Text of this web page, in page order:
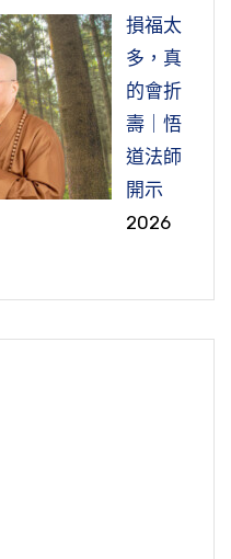
男不忠良，女不柔
順也不是說你是非不
們看到這些聖賢的母
，在中國這種傳統文
視的。所以印光祖師
個話是語重心長。
孩子第一任的老
在母親的肚子裡面統
親如果脾氣很大，
這一點都沒錯。所
看太太是周朝三
也是他母親教出來
的精神也就是說，我
子的代表），也要帶
可以看看，像民國初
》，那個時候民國初
可以改做軍營，或者
出家人在那邊也沒
後來當時的高僧大德
印光大師、虛雲老
們就聯名去向政府陳
這一類事情那就更
佔用那麼多的土
他們就起來，找一個
眾面對面去接觸，不
距離比較嚴格的，
去圓通寺，果清律師
年輕的法師來接。那
很多，四眾弟子都
禮。他排的位子也都
位子都有照順序來
方。然後吃中飯，吃
我看最少七十幾
是說法他是有，就
眾說法。
在古代這種保守的
，他也很感嘆當
時代的人，蓮池大師
差好幾百年。『今
。『餉工役』，就
惟用酒，兼復飪
一些工寮，寺院裡
菜、蒜頭、蔥，這
鴨、魚、肉。「兼復
賽神宴客』。「豎
上梁。以前我們跟我
損福太
多，真
的會折
壽｜悟
道法師
開示
2026